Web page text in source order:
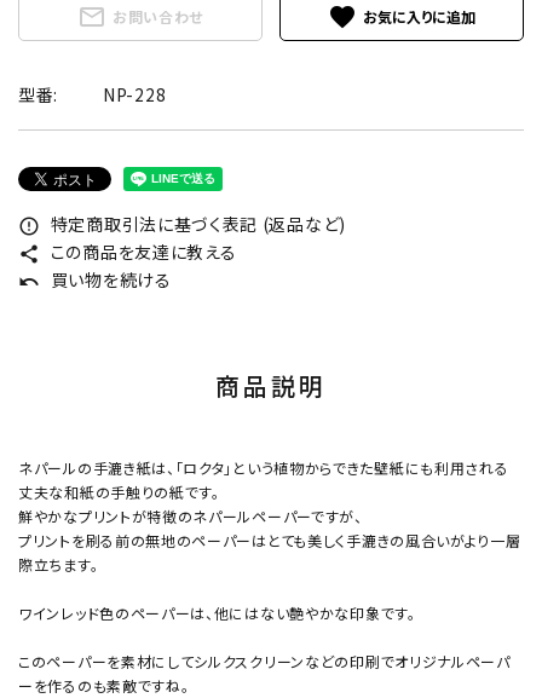
mail_outline お問い合わせ favorite
型番: NP-228
error_outline 特定商取引法に基づく表記 (返品など)
share この商品を友達に教える
undo 買い物を続ける
商品説明
ネパールの手漉き紙は、「ロクタ」という植物からできた壁紙にも利用される
丈夫な和紙の手触りの紙です。
鮮やかなプリントが特徴のネパールペーパーですが、
プリントを刷る前の無地のペーパーはとても美しく手漉きの風合いがより一層
際立ちます。
ワインレッド色のペーパーは、他にはない艶やかな印象です。
このペーパーを素材にしてシルクスクリーンなどの印刷でオリジナルペーパ
ーを作るのも素敵ですね。